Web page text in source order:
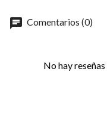
chat Comentarios (0)
No hay